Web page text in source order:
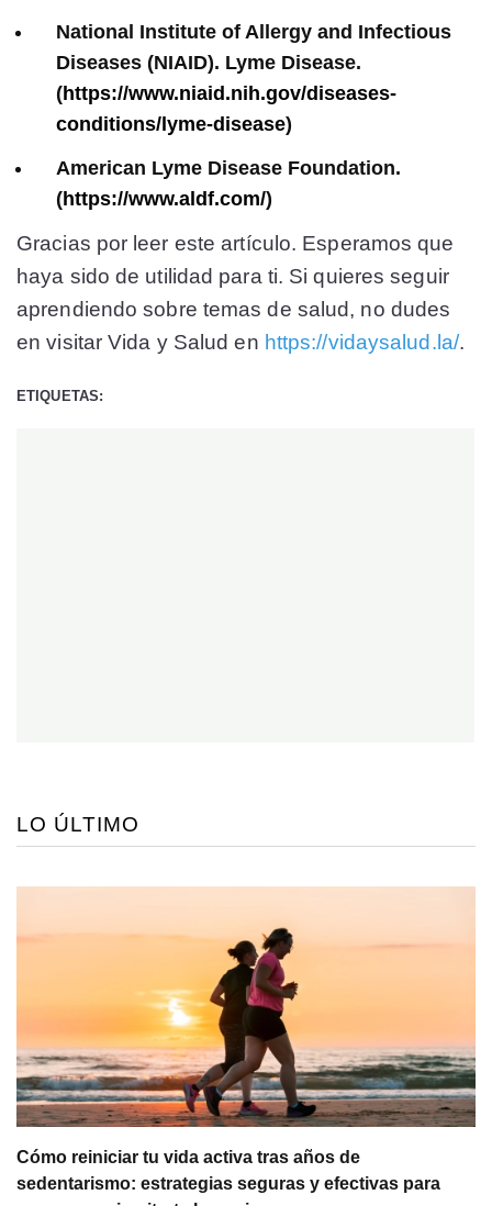
National Institute of Allergy and Infectious
Diseases (NIAID). Lyme Disease.
(https://www.niaid.nih.gov/diseases-
conditions/lyme-disease)
American Lyme Disease Foundation.
(https://www.aldf.com/)
Gracias por leer este artículo. Esperamos que
haya sido de utilidad para ti. Si quieres seguir
aprendiendo sobre temas de salud, no dudes
en visitar Vida y Salud en https://vidaysalud.la/.
ETIQUETAS:
LO ÚLTIMO
Cómo reiniciar tu vida activa tras años de
sedentarismo: estrategias seguras y efectivas para